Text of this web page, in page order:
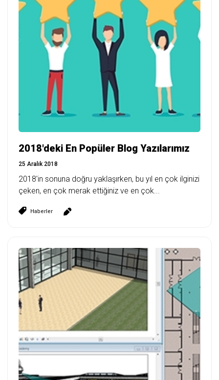
2018'deki En Popüler Blog Yazılarımız
25 Aralık 2018
2018'in sonuna doğru yaklaşırken, bu yıl en çok ilginizi
çeken, en çok merak ettiğiniz ve en çok...
Haberler